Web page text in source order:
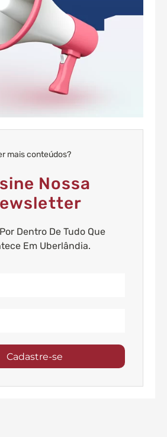
mais conteúdos?
Nossa
Dentro De Tudo Que
Em Uberlândia.
Cadastre-se